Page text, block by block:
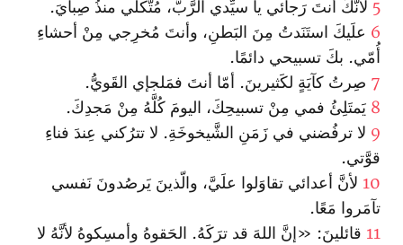
5 لأنَّكَ أنتَ رَجائي يا سيِّدي الرَّبَّ، مُتَّكلي منذُ صِبايَ.
6 علَيكَ استَنَدتُ مِنَ البَطنِ، وأنتَ مُخرِجي مِنْ أحشاءِ
أُمّي. بكَ تسبيحي دائمًا.
7 صِرتُ كآيَةٍ لكَثيرينَ. أمّا أنتَ فمَلجإي القَويُّ.
8 يَمتَلِئُ فمي مِنْ تسبيحِكَ، اليومَ كُلَّهُ مِنْ مَجدِكَ.
9 لا ترفُضني في زَمَنِ الشَّيخوخَةِ. لا تترُكني عِندَ فناءِ
قوَّتي.
10 لأنَّ أعدائي تقاوَلوا علَيَّ، والّذينَ يَرصُدونَ نَفسي
تآمَروا مَعًا.
11 قائلينَ: «إنَّ اللهَ قد ترَكَهُ. الحَقوهُ وأمسِكوهُ لأنَّهُ لا